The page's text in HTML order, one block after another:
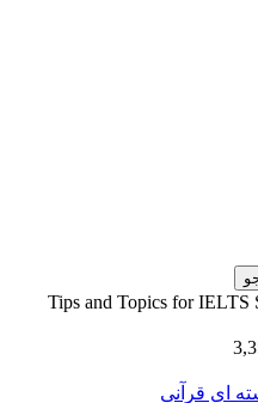
Tips and Topics for IELTS